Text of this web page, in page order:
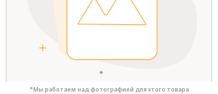
*Мы работаем над фотографией для этого товара